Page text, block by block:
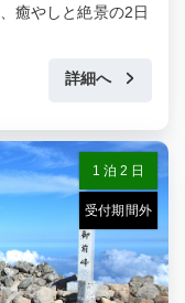
癒やしと絶景の2日
詳細へ
1 泊 2 日
受付期間外